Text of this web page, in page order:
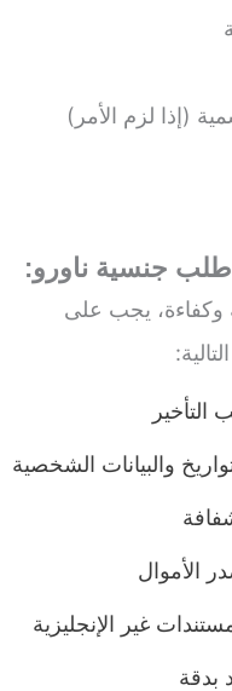
(إذا لزم الأمر)
طلب جنسية ناورو:
وكفاءة، يجب على
التأخير
والبيانات الشخصية
الأموال
غير الإنجليزية
بدقة